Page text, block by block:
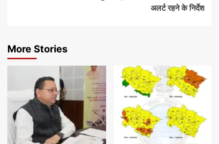
अलर्ट रहने के निर्देश
More Stories